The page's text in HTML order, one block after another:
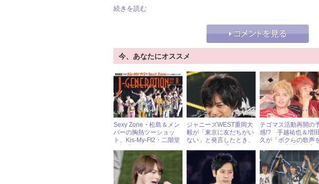
続きを読む
今、あなたにオススメ
Sexy Zone・松島＆メン
バーの胸熱ツーショッ
ト、Kis-My-Ft2・二階堂
ニーズ必見写真
ジャニーズWEST重岡大
毅が「東京に友だちがい
ない」と発言したとき、
ノ人……
テゴマス活動再開の
感!? 手越祐也＆増
久が「ボクらの歌声